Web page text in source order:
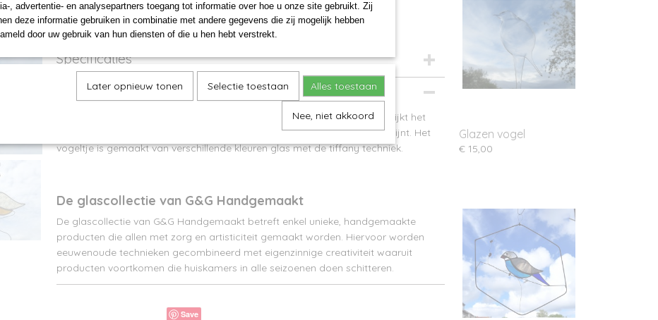
✘ Niet op voorraad
Specificaties
Afmetingen (l,b,h) 35 x 0 x 17 cm
Omschrijving
Glazen vogel oranje op een tak. Als je dit vogeltje voor de ramen hangt lijkt het
haast of hij buiten is. Ook geeft het een mooi effect als de zon er op schijnt. Het
vogeltje is gemaakt van verschillende kleuren glas met de tiffany techniek.
De glascollectie van G&G Handgemaakt
De glascollectie van G&G Handgemaakt betreft enkel unieke, handgemaakte
producten die allen met zorg en artisticiteit gemaakt worden. Hiervoor worden
eeuwenoude technieken gecombineerd met eigenzinnige creativiteit waaruit
producten voortkomen die huiskamers in alle seizoenen doen schitteren.
Save
Glazen vogel
€ 15,00
, advertentie- en analysepartners toegang tot informatie over hoe u onze site gebruikt. Zij
deze informatie gebruiken in combinatie met andere gegevens die zij mogelijk hebben
door uw gebruik van hun diensten of die u hen hebt verstrekt.
Later opnieuw tonen Selectie toestaan Alles toestaan
Nee, niet akkoord